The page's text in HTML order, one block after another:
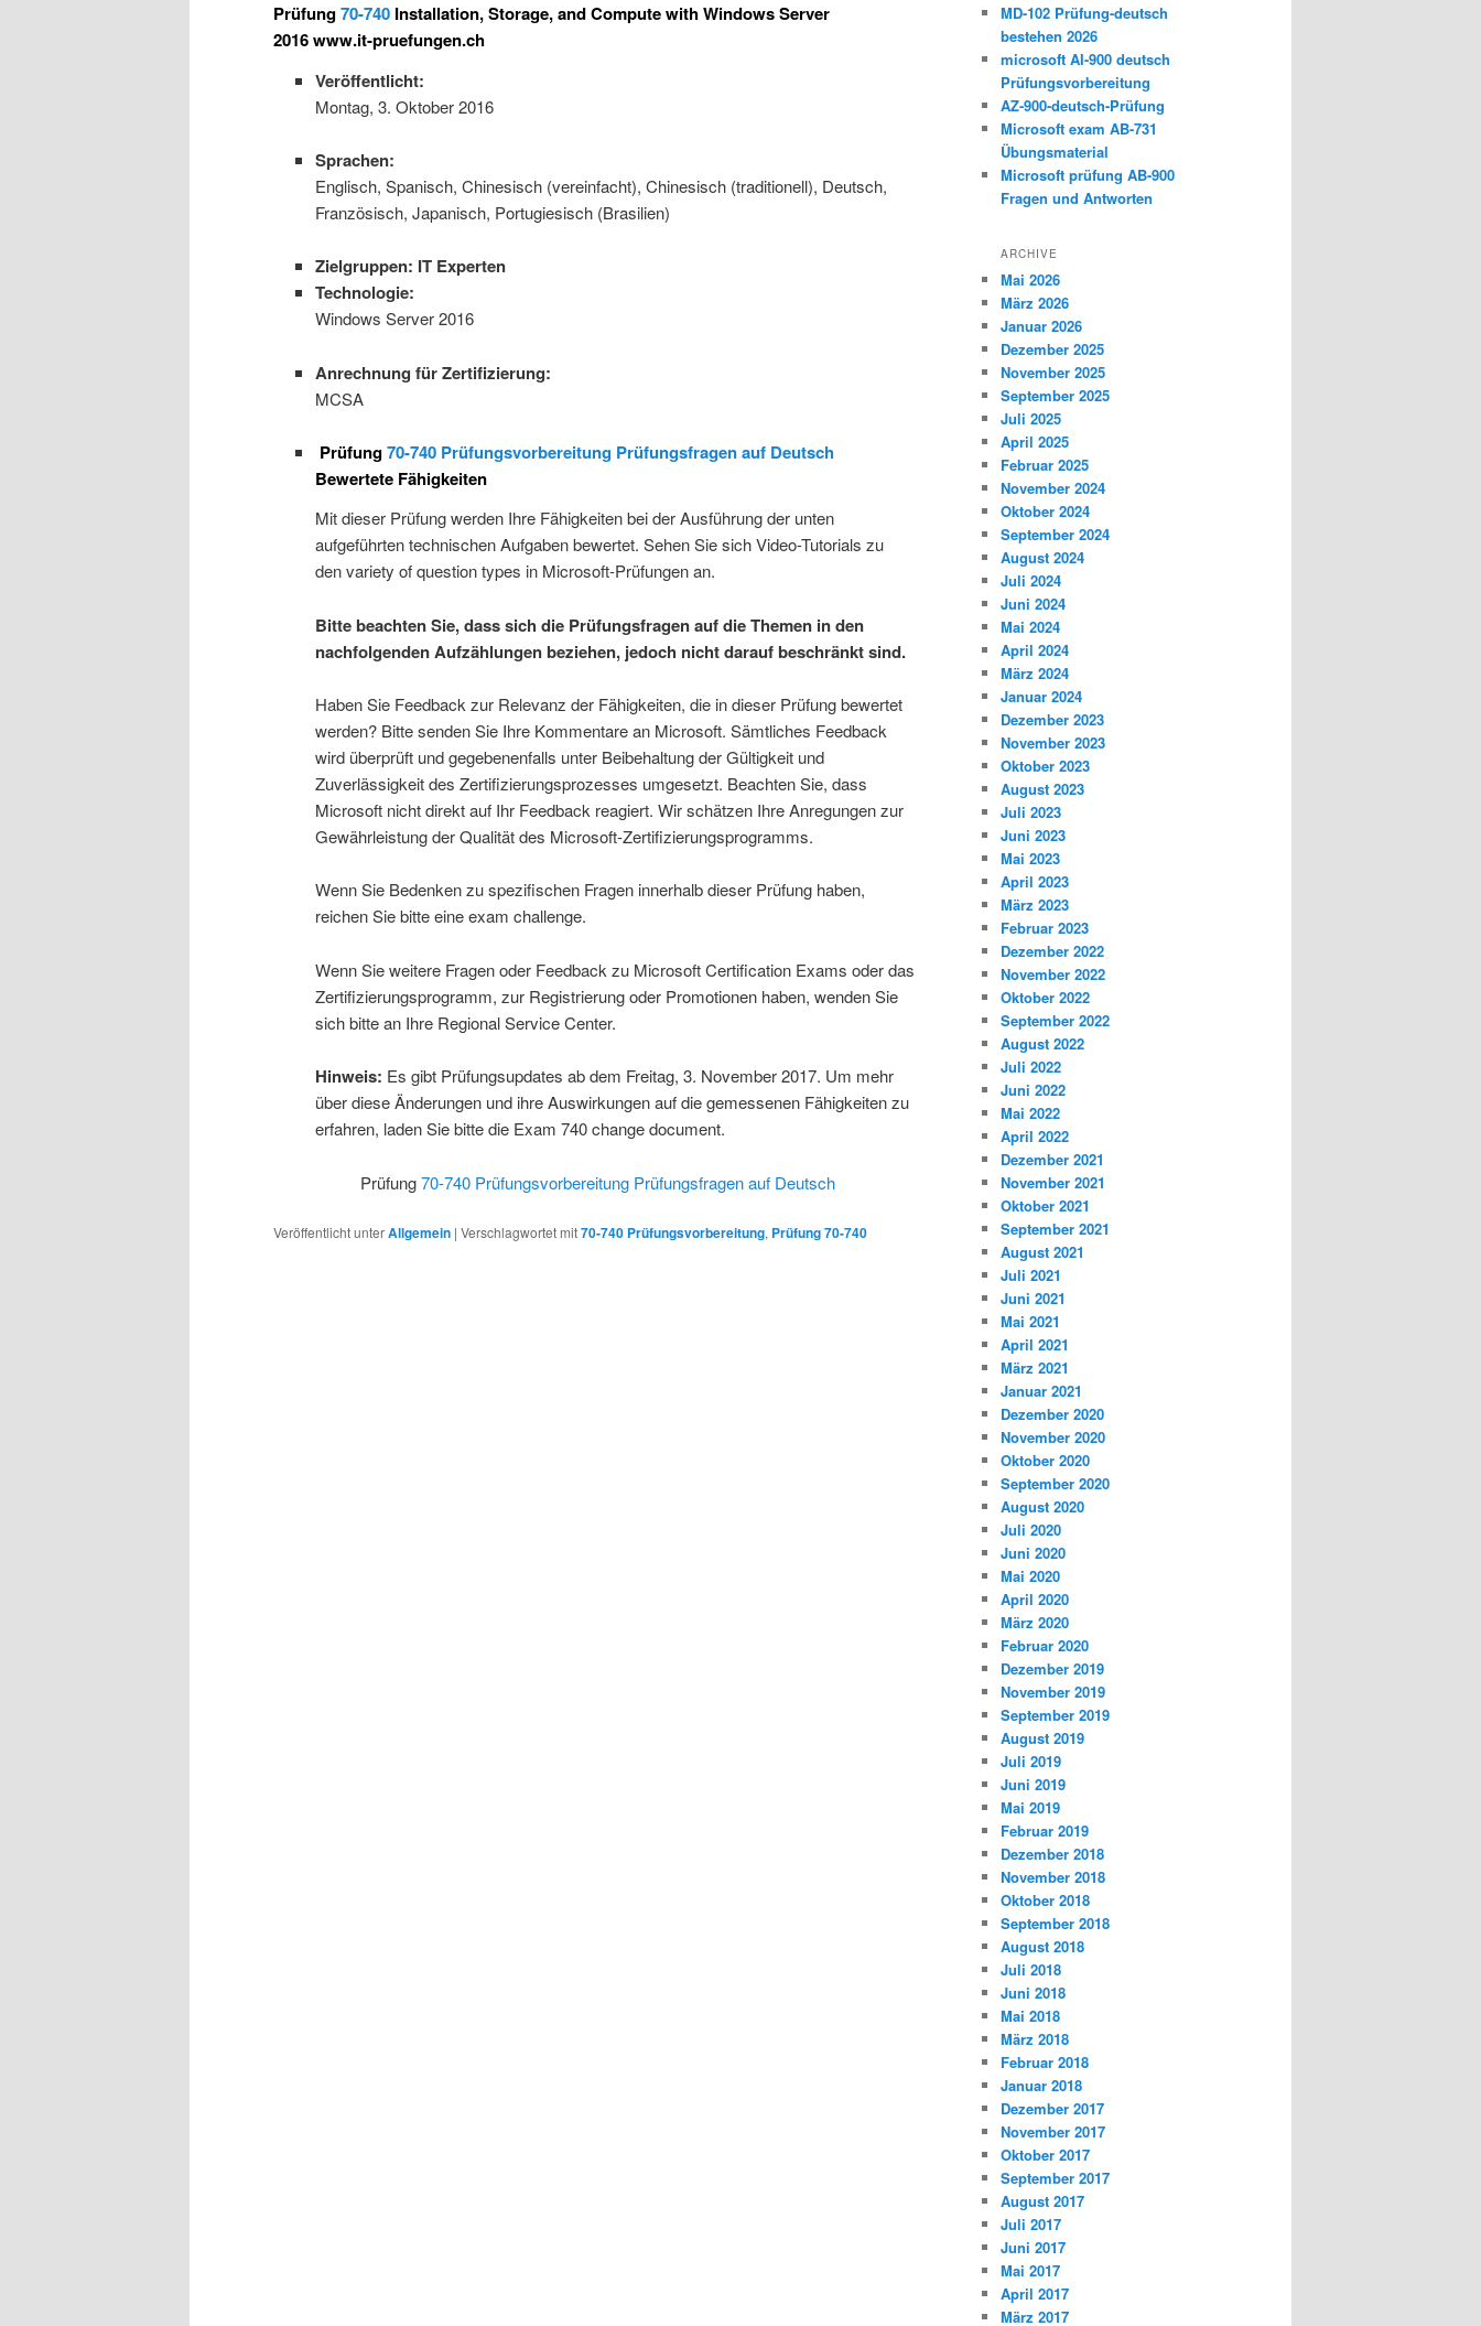
Prüfung70-740 Installation, Storage, and Compute with Windows Server
2016 www.it-pruefungen.ch
Veröffentlicht:
Montag, 3. Oktober 2016
Sprachen:
Englisch, Spanisch, Chinesisch (vereinfacht), Chinesisch (traditionell), Deutsch,
Französisch, Japanisch, Portugiesisch (Brasilien)
Zielgruppen: IT Experten
Technologie:
Windows Server 2016
Anrechnung für Zertifizierung:
MCSA
Prüfung70-740 Prüfungsvorbereitung Prüfungsfragen auf Deutsch
Bewertete Fähigkeiten
Mit dieser Prüfung werden Ihre Fähigkeiten bei der Ausführung der unten
aufgeführten technischen Aufgaben bewertet. Sehen Sie sich Video-Tutorials zu
den variety of question types in Microsoft-Prüfungen an.
Bitte beachten Sie, dass sich die Prüfungsfragen auf die Themen in den
nachfolgenden Aufzählungen beziehen, jedoch nicht darauf beschränkt sind.
Haben Sie Feedback zur Relevanz der Fähigkeiten, die in dieser Prüfung bewertet
werden? Bitte senden Sie Ihre Kommentare an Microsoft. Sämtliches Feedback
wird überprüft und gegebenenfalls unter Beibehaltung der Gültigkeit und
Zuverlässigkeit des Zertifizierungsprozesses umgesetzt. Beachten Sie, dass
Microsoft nicht direkt auf Ihr Feedback reagiert. Wir schätzen Ihre Anregungen zur
Gewährleistung der Qualität des Microsoft-Zertifizierungsprogramms.
Wenn Sie Bedenken zu spezifischen Fragen innerhalb dieser Prüfung haben,
reichen Sie bitte eine exam challenge.
Wenn Sie weitere Fragen oder Feedback zu Microsoft Certification Exams oder das
Zertifizierungsprogramm, zur Registrierung oder Promotionen haben, wenden Sie
sich bitte an Ihre Regional Service Center.
Hinweis: Es gibt Prüfungsupdates ab dem Freitag, 3. November 2017. Um mehr
über diese Änderungen und ihre Auswirkungen auf die gemessenen Fähigkeiten zu
erfahren, laden Sie bitte die Exam 740 change document.
Prüfung70-740 Prüfungsvorbereitung Prüfungsfragen auf Deutsch
Veröffentlicht unterAllgemein | Verschlagwortet mit70-740 Prüfungsvorbereitung, Prüfung 70-740
MD-102 Prüfung-deutsch
bestehen 2026
microsoft AI-900 deutsch
Prüfungsvorbereitung
AZ-900-deutsch-Prüfung
Microsoft exam AB-731
Übungsmaterial
Microsoft prüfung AB-900
Fragen und Antworten
ARCHIVE
Mai 2026
März 2026
Januar 2026
Dezember 2025
November 2025
September 2025
Juli 2025
April 2025
Februar 2025
November 2024
Oktober 2024
September 2024
August 2024
Juli 2024
Juni 2024
Mai 2024
April 2024
März 2024
Januar 2024
Dezember 2023
November 2023
Oktober 2023
August 2023
Juli 2023
Juni 2023
Mai 2023
April 2023
März 2023
Februar 2023
Dezember 2022
November 2022
Oktober 2022
September 2022
August 2022
Juli 2022
Juni 2022
Mai 2022
April 2022
Dezember 2021
November 2021
Oktober 2021
September 2021
August 2021
Juli 2021
Juni 2021
Mai 2021
April 2021
März 2021
Januar 2021
Dezember 2020
November 2020
Oktober 2020
September 2020
August 2020
Juli 2020
Juni 2020
Mai 2020
April 2020
März 2020
Februar 2020
Dezember 2019
November 2019
September 2019
August 2019
Juli 2019
Juni 2019
Mai 2019
Februar 2019
Dezember 2018
November 2018
Oktober 2018
September 2018
August 2018
Juli 2018
Juni 2018
Mai 2018
März 2018
Februar 2018
Januar 2018
Dezember 2017
November 2017
Oktober 2017
September 2017
August 2017
Juli 2017
Juni 2017
Mai 2017
April 2017
März 2017